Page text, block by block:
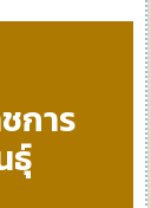
การ
ธุ์